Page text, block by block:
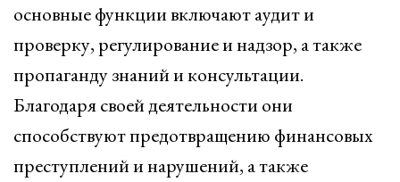
основные функции включают аудит и
проверку, регулирование и надзор, а также
пропаганду знаний и консультации.
Благодаря своей деятельности они
способствуют предотвращению финансовых
преступлений и нарушений, а также